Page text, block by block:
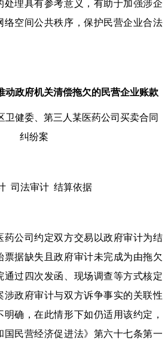
处理具有参考意义，有助于加强涉企
络空间公共秩序，保护民营企业合法
动政府机关清偿拖欠的民营企业账款
健委、第三人某医药公司买卖合同
纠纷案
法审计 结算依据
公司约定双方交易以政府审计为结
票据缺失且政府审计未完成为由拖欠
通过四次发函、现场调查等方式核定
涉政府审计与双方诉争事实的关联性
确，在此情形下如仍适用该约定，
国民营经济促进法》第六十七条第一